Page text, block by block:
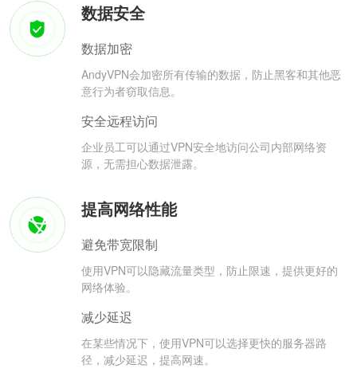
数据安全
数据加密
AndyVPN会加密所有传输的数据，防止黑客和其他恶
意行为者窃取信息。
安全远程访问
企业员工可以通过VPN安全地访问公司内部网络资
源，无需担心数据泄露。
提高网络性能
避免带宽限制
使用VPN可以隐藏流量类型，防止限速，提供更好的
网络体验。
减少延迟
在某些情况下，使用VPN可以选择更快的服务器路
径，减少延迟，提高网速。